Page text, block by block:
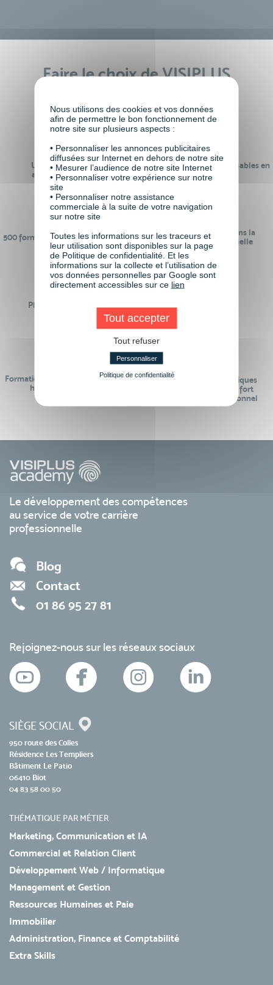
Faire le choix de VISIPLUS
Un réseau de 22 000
anciens participants
100% des formations réalisables en
digital learning
500 formations pour se préparer au
monde de demain
24 ans d'expérience dans la
formation professionnelle
Plus de 50 formations
Des intervenants
Formations réalisables pendant ou
hors temps de travail
Des contenus pédagogiques
« de pointe » et en lien fort
avec le monde professionnel
Le développement des compétences
au service de votre carrière
professionnelle
Blog
Contact
01 86 95 27 81
Rejoignez-nous sur les réseaux sociaux
SIÈGE SOCIAL
950 route des Colles
Résidence Les Templiers
Bâtiment Le Patio
06410 Biot
04 83 58 00 50
THÉMATIQUE PAR MÉTIER
Marketing, Communication et IA
Commercial et Relation Client
Développement Web / Informatique
Management et Gestion
Ressources Humaines et Paie
Immobilier
Administration, Finance et Comptabilité
Extra Skills
Nous utilisons des cookies et vos données
afin de permettre le bon fonctionnement de
notre site sur plusieurs aspects :
• Personnaliser les annonces publicitaires
diffusées sur Internet en dehors de notre site
• Mesurer l’audience de notre site Internet
• Personnaliser votre expérience sur notre
site
• Personnaliser notre assistance
commerciale à la suite de votre navigation
sur notre site
Toutes les informations sur les traceurs et
leur utilisation sont disponibles sur la page
de Politique de confidentialité. Et les
informations sur la collecte et l’utilisation de
vos données personnelles par Google sont
directement accessibles sur ce lien
Tout accepter
Tout refuser
Personnaliser
Politique de confidentialité